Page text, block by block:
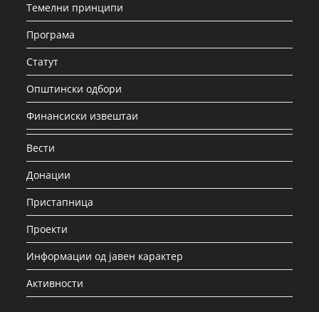
Темелни принципи
Програма
Статут
Општински одбори
Финансиски извештаи
Вести
Донации
Пристапница
Проекти
Информации од јавен карактер
Активности